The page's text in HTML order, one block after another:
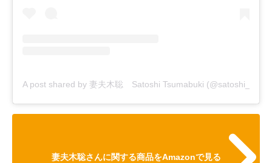
A post shared by 妻夫木聡 Satoshi Tsumabuki
妻夫木聡さんに関する商品をAmazonで見る